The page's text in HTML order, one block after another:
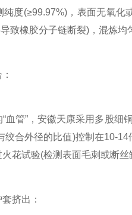
纯度(≥99.97%)，表面无氧
致橡胶分子链断裂)，混炼均
管”，安徽天康采用多股细
绞合外径的比值)控制在10-
花试验(检测表面毛刺或断丝
挤出：